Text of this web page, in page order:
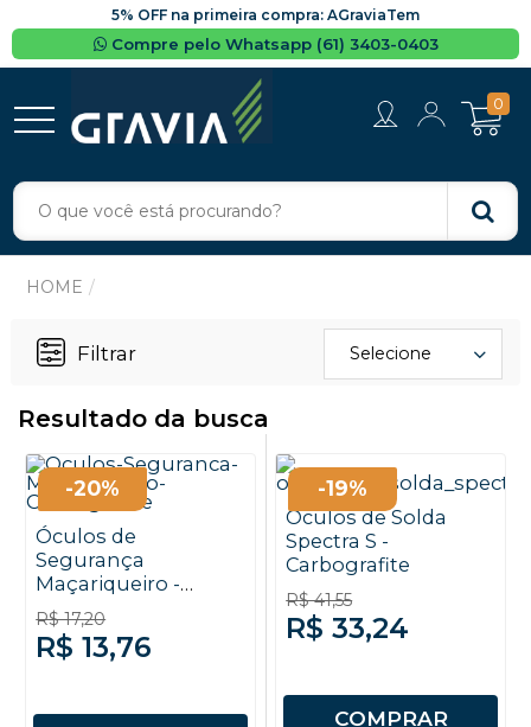
5% OFF na primeira compra: AGraviaTem
Compre pelo Whatsapp (61) 3403-0403
0
Filtrar Selecione
Resultado da busca
Óculos de
Segurança
Maçariqueiro -
Carbografite
R$ 17,20
R$ 13,76
-20%
Óculos de Solda
Spectra S -
Carbografite
R$ 41,55
R$ 33,24
COMPRAR
-19%